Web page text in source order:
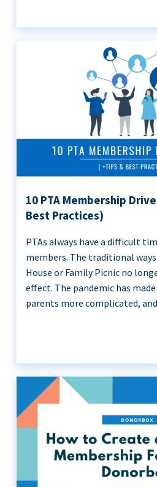
10 PTA Membership
Best Practices)
PTAs always have a difficult
members. The traditional
House or Family Picnic no
effect. The pandemic has
parents more complicated, and